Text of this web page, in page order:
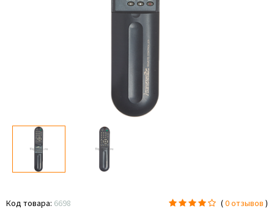
Код товара: 6698 (0 отзывов )